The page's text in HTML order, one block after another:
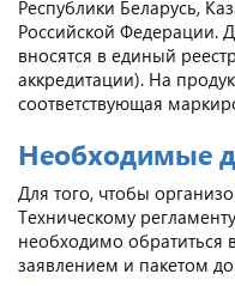
Республики Беларусь,
Российской Федерации.
вносятся в единый
аккредитации). На
соответствующая
Необходимые
Для того, чтобы
Техническому
необходимо обратиться
заявлением и пакетом